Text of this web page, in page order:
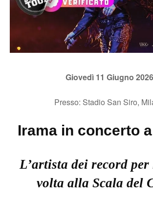
Giovedì 11 Giugno 2026
Presso: Stadio San Siro,
Irama in concerto
L’artista dei record
volta alla Scala del